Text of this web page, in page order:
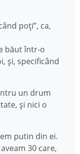
poți”, ca,
băut într-o
și, specificând
un drum
și nici o
putin din ei.
30 care,